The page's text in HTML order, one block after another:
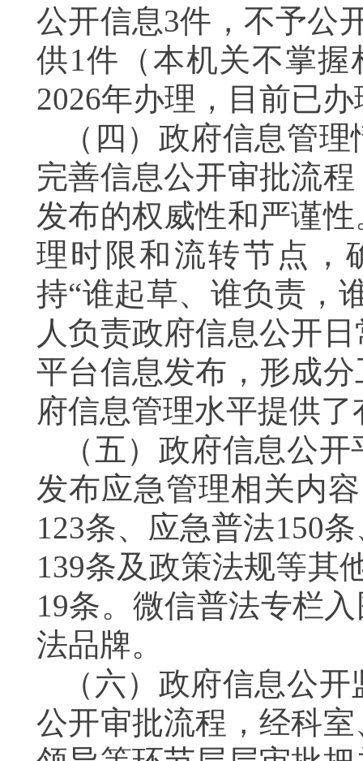
公开信息3件，不予公
供1件（本机关不掌
2026年办理，目前已
（四）政府信息管
完善信息公开审批流
发布的权威性和严谨
理时限和流转节点，
持“谁起草、谁负责，
人负责政府信息公开
平台信息发布，形成
府信息管理水平提供
（五）政府信息公
发布应急管理相关内
123条、应急普法150
139条及政策法规等其
19条。微信普法专栏
法品牌。
（六）政府信息公
公开审批流程，经科